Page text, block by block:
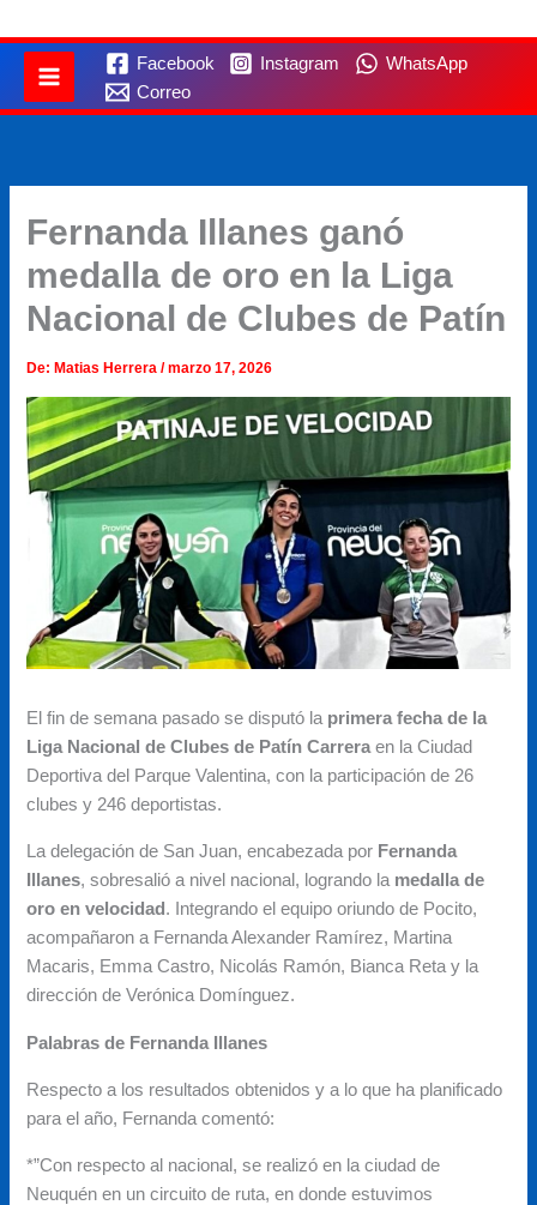
Facebook Instagram
WhatsApp
Correo
Fernanda Illanes ganó
medalla de oro en la Liga
Nacional de Clubes de Patín
De: Matias Herrera/marzo 17, 2026
El fin de semana pasado se disputó la primera fecha de la
Liga Nacional de Clubes de Patín Carreraen la Ciudad
Deportiva del Parque Valentina, con la participación de 26
clubes y 246 deportistas.
La delegación de San Juan, encabezada por Fernanda
Illanes, sobresalió a nivel nacional, logrando la medalla de
oro en velocidad . Integrando el equipo oriundo de Pocito,
acompañaron a Fernanda Alexander Ramírez, Martina
Macaris, Emma Castro, Nicolás Ramón, Bianca Reta y la
dirección de Verónica Domínguez.
Palabras de Fernanda Illanes
Respecto a los resultados obtenidos y a lo que ha planificado
para el año, Fernanda comentó:
*”Con respecto al nacional, se realizó en la ciudad de
Neuquén en un circuito de ruta, en donde estuvimos